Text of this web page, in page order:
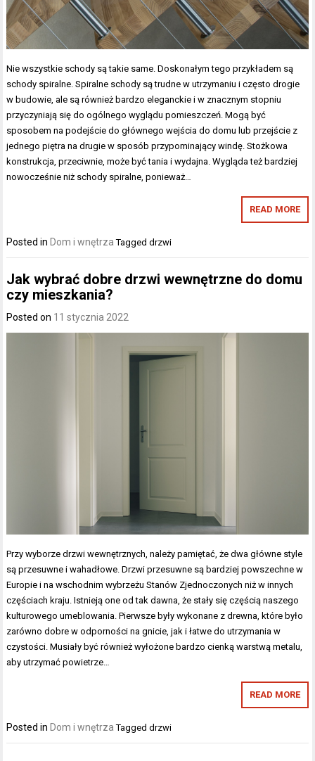
Nie wszystkie schody są takie same. Doskonałym tego przykładem są
schody spiralne. Spiralne schody są trudne w utrzymaniu i często drogie
w budowie, ale są również bardzo eleganckie i w znacznym stopniu
przyczyniają się do ogólnego wyglądu pomieszczeń. Mogą być
sposobem na podejście do głównego wejścia do domu lub przejście z
jednego piętra na drugie w sposób przypominający windę. Stożkowa
konstrukcja, przeciwnie, może być tania i wydajna. Wygląda też bardziej
nowocześnie niż schody spiralne, ponieważ…
READ MORE
Posted in Dom i wnętrza Taggeddrzwi
Jak wybrać dobre drzwi wewnętrzne do domu
czy mieszkania?
Posted on 11 stycznia 2022
Przy wyborze drzwi wewnętrznych, należy pamiętać, że dwa główne style
są przesuwne i wahadłowe. Drzwi przesuwne są bardziej powszechne w
Europie i na wschodnim wybrzeżu Stanów Zjednoczonych niż w innych
częściach kraju. Istnieją one od tak dawna, że stały się częścią naszego
kulturowego umeblowania. Pierwsze były wykonane z drewna, które było
zarówno dobre w odporności na gnicie, jak i łatwe do utrzymania w
czystości. Musiały być również wyłożone bardzo cienką warstwą metalu,
aby utrzymać powietrze…
READ MORE
Posted in Dom i wnętrza Taggeddrzwi